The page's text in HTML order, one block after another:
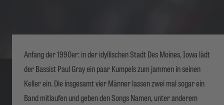
Anfang der 1990er: in der idyllischen Stadt Des Moines, Iowa lädt
der Bassist Paul Gray ein paar Kumpels zum jammen in seinen
Keller ein. Die insgesamt vier Männer lassen zwei mal sogar ein
Band mitlaufen und geben den Songs Namen, unter anderem